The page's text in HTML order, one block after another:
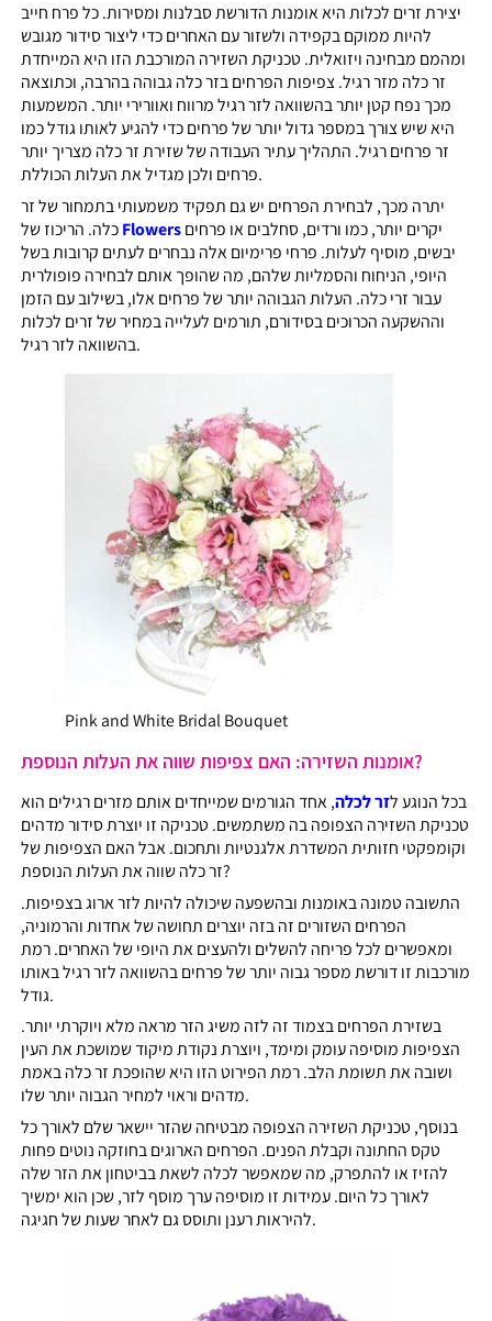
יצירת זרים לכלות היא אומנות הדורשת סבלנות ומסירות. כל פרח חייב
להיות ממוקם בקפידה ולשזור עם האחרים כדי ליצור סידור מגובש
ומהמם מבחינה ויזואלית. טכניקת השזירה המורכבת הזו היא המייחדת
זר כלה מזר רגיל. צפיפות הפרחים בזר כלה גבוהה בהרבה, וכתוצאה
מכך נפח קטן יותר בהשוואה לזר רגיל מרווח ואוורירי יותר. המשמעות
היא שיש צורך במספר גדול יותר של פרחים כדי להגיע לאותו גודל כמו
זר פרחים רגיל. התהליך עתיר העבודה של שזירת זר כלה מצריך יותר
פרחים ולכן מגדיל את העלות הכוללת.
יתרה מכך, לבחירת הפרחים יש גם תפקיד משמעותי בתמחור של זר
כלה. הריכוז שלFlowersיקרים יותר, כמו ורדים, סחלבים או פרחים
יבשים, מוסיף לעלות. פרחי פרימיום אלה נבחרים לעתים קרובות בשל
היופי, הניחוח והסמליות שלהם, מה שהופך אותם לבחירה פופולרית
עבור זרי כלה. העלות הגבוהה יותר של פרחים אלו, בשילוב עם הזמן
וההשקעה הכרוכים בסידורם, תורמים לעלייה במחיר של זרים לכלות
בהשוואה לזר רגיל.
Pink and White Bridal Bouquet
אומנות השזירה: האם צפיפות שווה את העלות הנוספת?
בכל הנוגע לזר לכלה, אחד הגורמים שמייחדים אותם מזרים רגילים הוא
טכניקת השזירה הצפופה בה משתמשים. טכניקה זו יוצרת סידור מדהים
וקומפקטי חזותית המשדרת אלגנטיות ותחכום. אבל האם הצפיפות של
זר כלה שווה את העלות הנוספת?
התשובה טמונה באומנות ובהשפעה שיכולה להיות לזר ארוג בצפיפות.
הפרחים השזורים זה בזה יוצרים תחושה של אחדות והרמוניה,
ומאפשרים לכל פריחה להשלים ולהעצים את היופי של האחרים. רמת
מורכבות זו דורשת מספר גבוה יותר של פרחים בהשוואה לזר רגיל באותו
גודל.
בשזירת הפרחים בצמוד זה לזה משיג הזר מראה מלא ויוקרתי יותר.
הצפיפות מוסיפה עומק ומימד, ויוצרת נקודת מיקוד שמושכת את העין
ושובה את תשומת הלב. רמת הפירוט הזו היא שהופכת זר כלה באמת
מדהים וראוי למחיר הגבוה יותר שלו.
בנוסף, טכניקת השזירה הצפופה מבטיחה שהזר יישאר שלם לאורך כל
טקס החתונה וקבלת הפנים. הפרחים הארוגים בחוזקה נוטים פחות
להזיז או להתפרק, מה שמאפשר לכלה לשאת בביטחון את הזר שלה
לאורך כל היום. עמידות זו מוסיפה ערך מוסף לזר, שכן הוא ימשיך
להיראות רענן ותוסס גם לאחר שעות של חגיגה.